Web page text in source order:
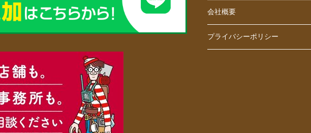
会社概要
プライバシーポリシー